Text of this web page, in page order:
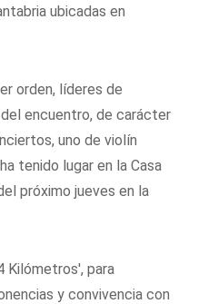
ubicadas en
orden, líderes de
encuentro, de carácter
uno de violín
tenido lugar en la Casa
próximo jueves en la
Kilómetros', para
y convivencia con